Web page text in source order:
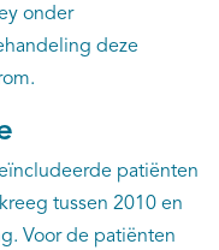
onder
deze
patiënten
tussen 2010 en
Voor de patiënten